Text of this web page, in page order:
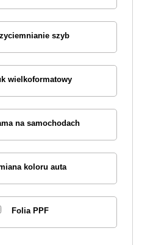
szyb
wielkoformatowy
na samochodach
koloru auta
Folia PPF